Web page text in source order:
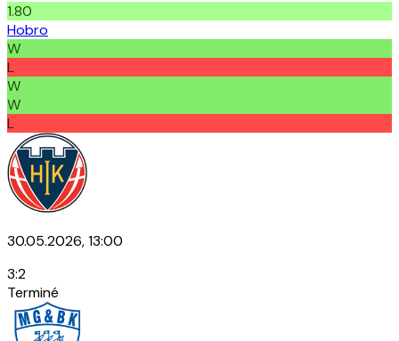
1.80
Hobro
W
L
W
W
L
30.05.2026, 13:00
3:2
Terminé